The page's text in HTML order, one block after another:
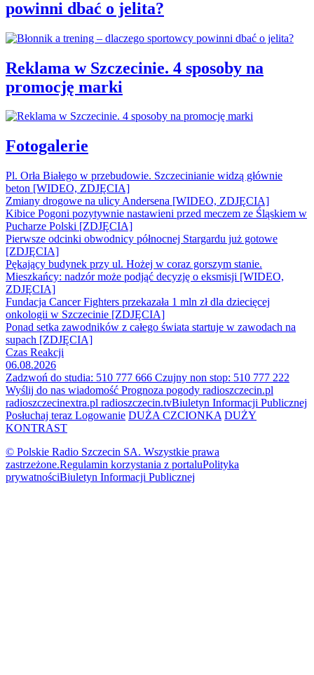
powinni dbać o jelita?
Reklama w Szczecinie. 4 sposoby na
promocję marki
Fotogalerie
Pl. Orła Białego w przebudowie. Szczecinianie widzą głównie
beton [WIDEO, ZDJĘCIA]
Zmiany drogowe na ulicy Andersena [WIDEO, ZDJĘCIA]
Kibice Pogoni pozytywnie nastawieni przed meczem ze Śląskiem w
Pucharze Polski [ZDJĘCIA]
Pierwsze odcinki obwodnicy północnej Stargardu już gotowe
[ZDJĘCIA]
Pękający budynek przy ul. Hożej w coraz gorszym stanie.
Mieszkańcy: nadzór może podjąć decyzję o eksmisji [WIDEO,
ZDJĘCIA]
Fundacja Cancer Fighters przekazała 1 mln zł dla dziecięcej
onkologii w Szczecinie [ZDJĘCIA]
Ponad setka zawodników z całego świata startuje w zawodach na
supach [ZDJĘCIA]
Czas Reakcji
06.08.2026
Zadzwoń do studia: 510 777 666 Czujny non stop: 510 777 222
Wyślij do nas wiadomość Prognoza pogody radioszczecin.pl
radioszczecinextra.pl radioszczecin.tvBiuletyn Informacji Publicznej
Posłuchaj teraz Logowanie DUŻA CZCIONKA DUŻY
KONTRAST
© Polskie Radio Szczecin SA. Wszystkie prawa
zastrzeżone.Regulamin korzystania z portaluPolityka
prywatnościBiuletyn Informacji Publicznej